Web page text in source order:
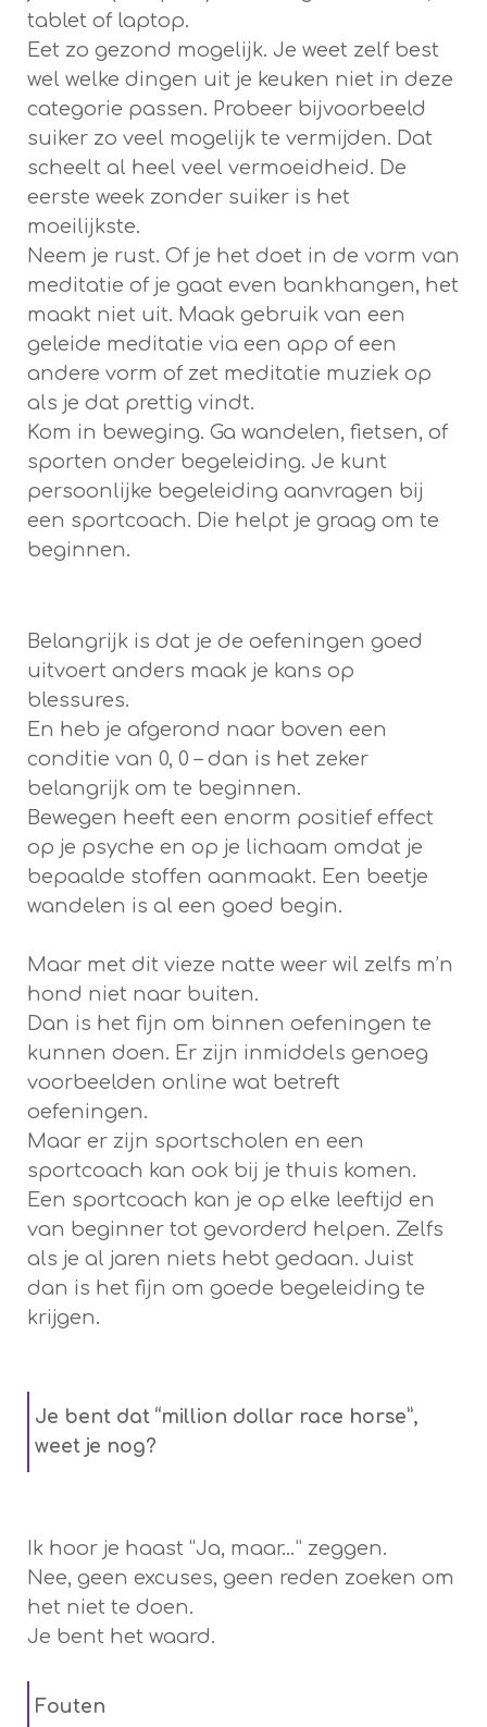
tablet of laptop.
Eet zo gezond mogelijk. Je weet zelf best
wel welke dingen uit je keuken niet in deze
categorie passen. Probeer bijvoorbeeld
suiker zo veel mogelijk te vermijden. Dat
scheelt al heel veel vermoeidheid. De
eerste week zonder suiker is het
moeilijkste.
Neem je rust. Of je het doet in de vorm van
meditatie of je gaat even bankhangen, het
maakt niet uit. Maak gebruik van een
geleide meditatie via een app of een
andere vorm of zet meditatie muziek op
als je dat prettig vindt.
Kom in beweging. Ga wandelen, fietsen, of
sporten onder begeleiding. Je kunt
persoonlijke begeleiding aanvragen bij
een sportcoach. Die helpt je graag om te
beginnen.
Belangrijk is dat je de oefeningen goed
uitvoert anders maak je kans op
blessures.
En heb je afgerond naar boven een
conditie van 0, 0 – dan is het zeker
belangrijk om te beginnen.
Bewegen heeft een enorm positief effect
op je psyche en op je lichaam omdat je
bepaalde stoffen aanmaakt. Een beetje
wandelen is al een goed begin.
Maar met dit vieze natte weer wil zelfs m’n
hond niet naar buiten.
Dan is het fijn om binnen oefeningen te
kunnen doen. Er zijn inmiddels genoeg
voorbeelden online wat betreft
oefeningen.
Maar er zijn sportscholen en een
sportcoach kan ook bij je thuis komen.
Een sportcoach kan je op elke leeftijd en
van beginner tot gevorderd helpen. Zelfs
als je al jaren niets hebt gedaan. Juist
dan is het fijn om goede begeleiding te
krijgen.
Je bent dat “million dollar race horse”,
weet je nog?
Ik hoor je haast “Ja, maar…” zeggen.
Nee, geen excuses, geen reden zoeken om
het niet te doen.
Je bent het waard.
Fouten